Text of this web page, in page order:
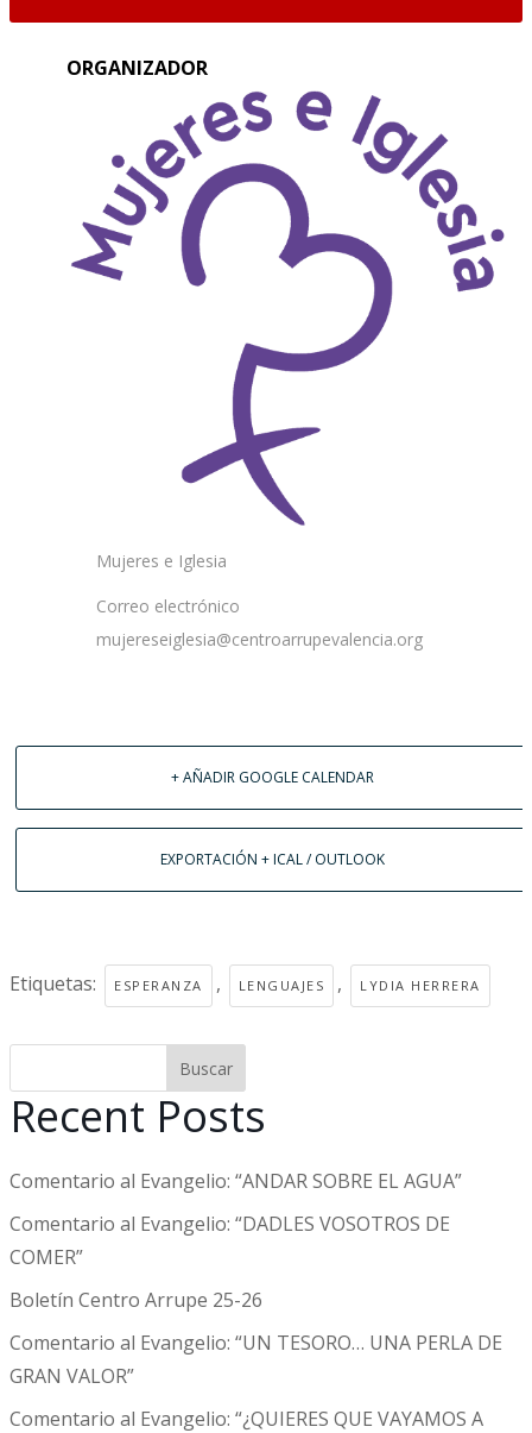
ORGANIZADOR
Mujeres e Iglesia
Correo electrónico
mujereseiglesia@centroarrupevalencia.org
+ AÑADIR GOOGLE CALENDAR
EXPORTACIÓN + ICAL / OUTLOOK
Etiquetas: ESPERANZA , LENGUAJES , LYDIA HERRERA
Buscar
Recent Posts
Comentario al Evangelio: “ANDAR SOBRE EL AGUA”
Comentario al Evangelio: “DADLES VOSOTROS DE
COMER”
Boletín Centro Arrupe 25-26
Comentario al Evangelio: “UN TESORO… UNA PERLA DE
GRAN VALOR”
Comentario al Evangelio: “¿QUIERES QUE VAYAMOS A